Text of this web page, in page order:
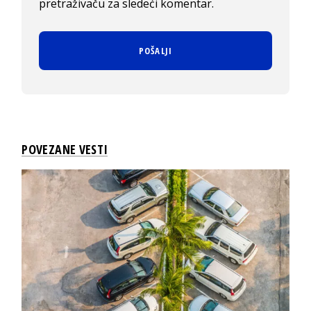
pretraživaču za sledeći komentar.
POVEZANE VESTI